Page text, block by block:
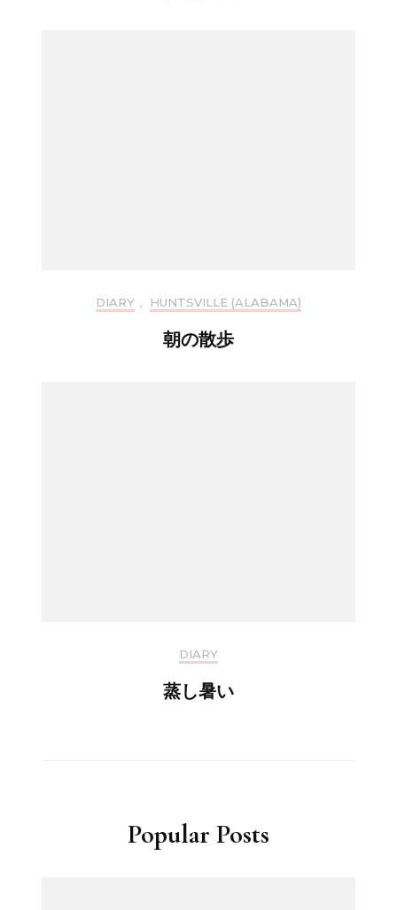
DIARY , HUNTSVILLE (ALABAMA)
朝の散歩
DIARY
蒸し暑い
Popular Posts